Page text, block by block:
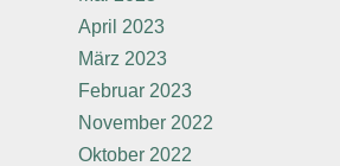
April 2023
März 2023
Februar 2023
November 2022
Oktober 2022